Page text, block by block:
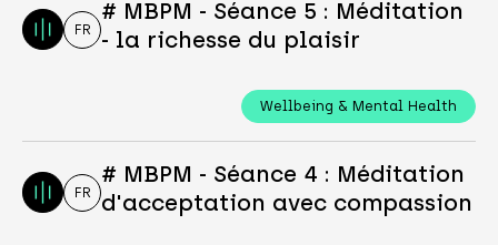
FR
# MBPM - Séance 5 : Méditation
- la richesse du plaisir
Wellbeing & Mental Health
FR
# MBPM - Séance 4 : Méditation
d'acceptation avec compassion